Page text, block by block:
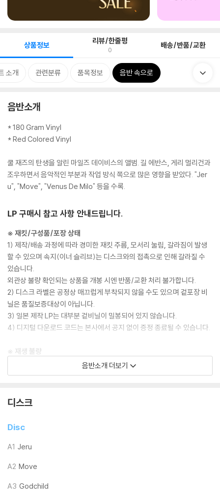
상품정보 리뷰/한줄평
0 배송/반품/교환
소개 관련분류 품목정보 음반 속으로
음반소개
* 180 Gram Vinyl
* Red Colored Vinyl
쿨 재즈의 탄생을 알린 마일즈 데이비스의 앨범. 길 에반스, 게리 멀리건과
조우하면서 음악적인 부분과 작업 방식 쪽으로 많은 영향을 받았다. "Jer
u", "Move", "Venus De Milo" 등을 수록.
LP 구매시 참고 사항 안내드립니다.
※ 재킷/구성품/포장 상태
1) 제작/배송 과정에 따라 경미한 재킷 주름, 모서리 눌림, 갈라짐이 발생
할 수 있으며 속지(이너 슬리브)는 디스크와의 접촉으로 인해 갈라질 수
있습니다.
외관상 불량 확인되는 상품을 개봉 시엔 반품/교환 처리 불가합니다.
2) 디스크 라벨은 공정상 매끄럽게 부착되지 않을 수도 있으며 겉포장 비
닐은 품질보증대상이 아닙니다.
3) 일본 제작 LP는 대부분 겉비닐이 밀봉되어 있지 않습니다.
4) 디지털 다운로드 코드는 본사에서 공지 없이 증정 종료될 수 있습니다.
※ 재생 불량
1) 침압 조절 기능이 없는 턴테이블을 사용하시는 경우, (주로 올인원 형태
모델) 다이내믹 사운드의 편차가 큰 트랙을 재생할 때 이상 현상이 발생할
기기 문제로 인해 발생하는 재생 불량 현상에 대해서는 반품/교환이 불가
하니 침압 조절이 가능한 기기에서 재생하실 것을 권유 드립니다.
2) 디스크는 정전기와 먼지로 인해 재생이 원활하지 않은 경우가 있습니
3) 바늘에 먼지가 쌓이는 경우에도 재생이 원활하지 않을 수 있습니다.
※ 디스크 외관 불량
1) 열을 가하여 제작하는 바이닐 공정 특성상 디스크 표면이 미세하게 울
음반소개 더보기
디스크
Disc
A1 Jeru
A2 Move
A3 Godchild